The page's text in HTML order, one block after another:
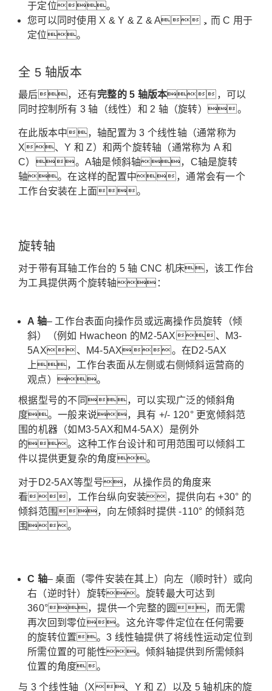
于定位。
您可以同时使用 X & Y & Z & A，而 C 用于
定位。
全 5 轴版本
最后，还有完整的 5 轴版本，可以
同时控制所有 3 轴（线性）和 2 轴（旋转）。
在此版本中，轴配置为 3 个线性轴（通常称为
X、Y 和 Z）和两个旋转轴（通常称为 A 和
C）。 A轴是倾斜轴，C轴是旋转
轴。在这样的配置中，通常会有一个
工作台安装在上面。
旋转轴
对于带有耳轴工作台的 5 轴 CNC 机床，该工作台
为工具提供两个旋转轴：
A 轴– 工作台表面向操作员或远离操作员旋转（倾
斜）（例如 Hwacheon 的M2-5AX、M3-
5AX、M4-5AX。在D2-5AX
上，工作台表面从左侧或右侧倾斜运营商的
观点）。
根据型号的不同，可以实现广泛的倾斜角
度。 一般来说，具有 +/- 120° 更宽倾斜范
围的机器（如M3-5AX和M4-5AX）是例外
的。这种工作台设计和可用范围可以倾斜工
件以提供更复杂的角度。
对于D2-5AX等型号，从操作员的角度来
看，工作台纵向安装，提供向右 +30° 的
倾斜范围，向左倾斜时提供 -110° 的倾斜范
围。
C 轴– 桌面（零件安装在其上）向左（顺时针）或向
右（逆时针）旋转。 旋转最大可达到
360°，提供一个完整的圆，而无需
再次回到零位。 这允许零件定位在任何需要
的旋转位置。 3 线性轴提供了将线性运动定位到
所需位置的可能性。 倾斜轴提供到所需倾斜
位置的角度。
与 3 个线性轴（X、Y 和 Z）以及 5 轴机床的旋